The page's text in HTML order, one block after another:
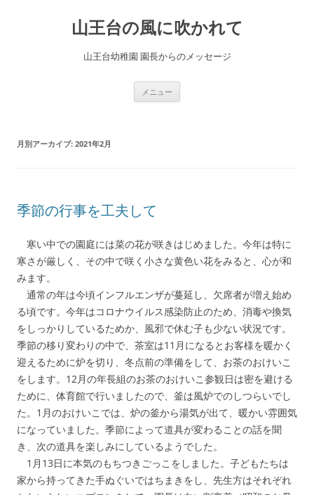
山王台の風に吹かれて
山王台幼稚園 園長からのメッセージ
メニュー
月別アーカイブ: 2021年2月
季節の行事を工夫して
寒い中での園庭には菜の花が咲きはじめました。今年は特に
寒さが厳しく、その中で咲く小さな黄色い花をみると、心が和
みます。
通常の年は今頃インフルエンザが蔓延し、欠席者が増え始め
る頃です。今年はコロナウイルス感染防止のため、消毒や換気
をしっかりしているためか、風邪で休む子も少ない状況です。
季節の移り変わりの中で、茶室は11月になるとお客様を暖かく
迎えるために炉を切り、冬点前の準備をして、お茶のおけいこ
をします。12月の年長組のお茶のおけいこ参観日は密を避ける
ために、体育館で行いましたので、釜は風炉でのしつらいでし
た。1月のおけいこでは、炉の釜から湯気が出て、暖かい雰囲気
になっていました。季節によって道具が変わることの話を聞
き、次の道具を楽しみにしているようでした。
1月13日に本気のもちつきごっこをしました。子どもたちは
家から持ってきた手ぬぐいではちまきをし、先生方はそれぞれ